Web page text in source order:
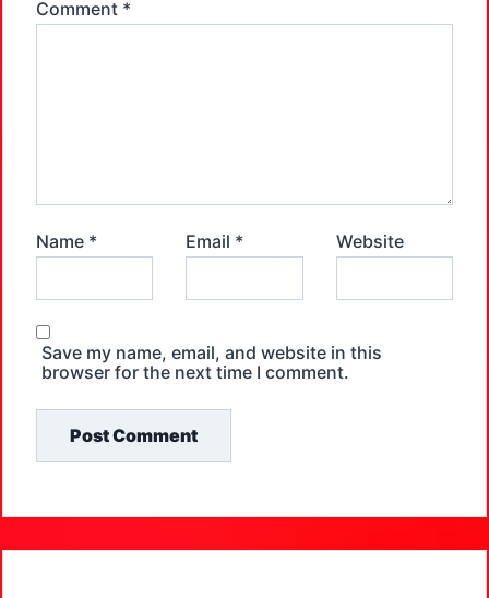
Comment *
Name * Email * Website
Save my name, email, and website in this
browser for the next time I comment.